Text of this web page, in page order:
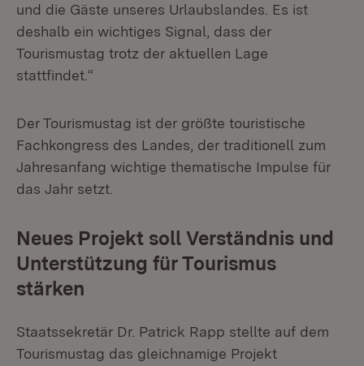
und die Gäste unseres Urlaubslandes. Es ist
deshalb ein wichtiges Signal, dass der
Tourismustag trotz der aktuellen Lage
stattfindet.“
Der Tourismustag ist der größte touristische
Fachkongress des Landes, der traditionell zum
Jahresanfang wichtige thematische Impulse für
das Jahr setzt.
Neues Projekt soll Verständnis und
Unterstützung für Tourismus
stärken
Staatssekretär Dr. Patrick Rapp stellte auf dem
Tourismustag das gleichnamige Projekt